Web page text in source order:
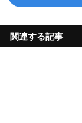
関連する記事